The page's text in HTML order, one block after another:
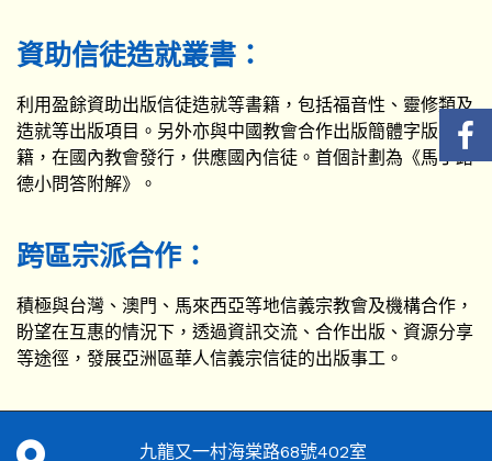
資助信徒造就叢書：
利用盈餘資助出版信徒造就等書籍，包括福音性、靈修類及
造就等出版項目。另外亦與中國教會合作出版簡體字版書
籍，在國內教會發行，供應國內信徒。首個計劃為《馬丁路
德小問答附解》。
跨區宗派合作：
積極與台灣、澳門、馬來西亞等地信義宗教會及機構合作，
盼望在互惠的情況下，透過資訊交流、合作出版、資源分享
等途徑，發展亞洲區華人信義宗信徒的出版事工。
九龍又一村海棠路68號402室